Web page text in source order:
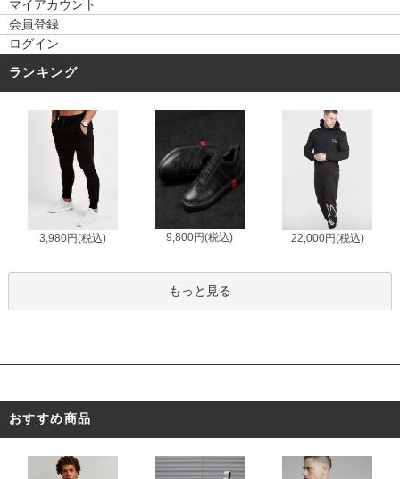
マイアカウント
会員登録
ログイン
ランキング
3,980円(税込) 9,800円(税込) 22,000円(税込)
もっと見る
おすすめ商品